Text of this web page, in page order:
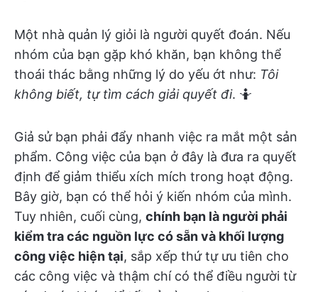
Một nhà quản lý giỏi là người quyết đoán. Nếu
nhóm của bạn gặp khó khăn, bạn không thể
thoái thác bằng những lý do yếu ớt như: Tôi
không biết, tự tìm cách giải quyết đi. 🤷
Giả sử bạn phải đẩy nhanh việc ra mắt một sản
phẩm. Công việc của bạn ở đây là đưa ra quyết
định để giảm thiểu xích mích trong hoạt động.
Bây giờ, bạn có thể hỏi ý kiến nhóm của mình.
Tuy nhiên, cuối cùng, chính bạn là người phải
kiểm tra các nguồn lực có sẵn và khối lượng
công việc hiện tại, sắp xếp thứ tự ưu tiên cho
các công việc và thậm chí có thể điều người từ